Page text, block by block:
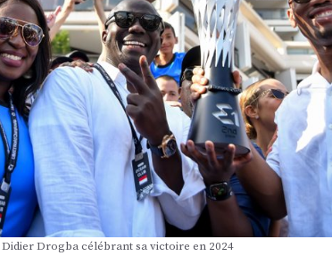
Didier Drogba célébrant sa victoire en 2024